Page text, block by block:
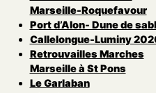
Marseille-Roquefavour
Port d’Alon- Dune de
Callelongue-Luminy
Retrouvailles Marches
Marseille à St Pons
Le Garlaban